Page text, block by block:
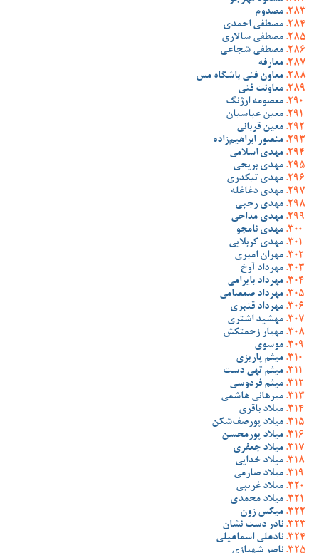
مصدوم
مصطفی احمدی
مصطفی سالاری
مصطفی شجاعی
معارفه
معاون فنی باشگاه مس
معاونت فنی
معصومه ارژنگ
معین عباسیان
معین قربانی
منصور ابراهیم‌زاده
مهدی اسلامی
مهدی بریحی
مهدی تیکدری
مهدی دغاغله
مهدی رجبی
مهدی مداحی
مهدی نامجو
مهدی کربلایی
مهران امیری
مهرداد آوخ
مهرداد بایرامی
مهرداد صمصامی
مهرداد قنبری
مهشید اشتری
مهیار زحمتکش
موسوی
میثم پاریزی
میثم تهی دست
میثم فردوسی
میرهانی هاشمی
میلاد باقری
میلاد پورصف‌شکن
میلاد پورمحسن
میلاد جعفری
میلاد خدایی
میلاد صارمی
میلاد غریبی
میلاد محمدی
میکس زون
نادر دست نشان
نادعلی اسماعیلی